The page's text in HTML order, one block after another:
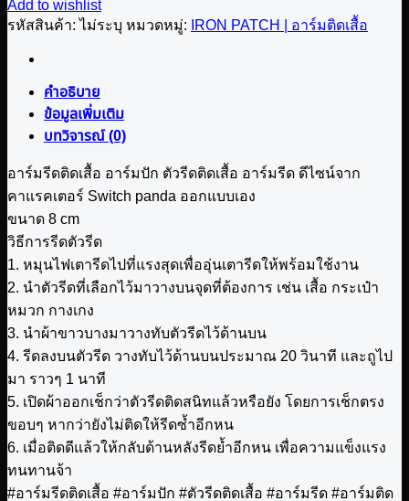
Add to wishlist
รหัสสินค้า:ไม่ระบุ หมวดหมู่: IRON PATCH | อาร์มติดเสื้อ
คำอธิบาย
ข้อมูลเพิ่มเติม
บทวิจารณ์ (0)
อาร์มรีดติดเสื้อ อาร์มปัก ตัวรีดติดเสื้อ อาร์มรีด ดีไซน์จาก
คาแรคเตอร์ Switch panda ออกแบบเอง
ขนาด 8 cm
วิธีการรีดตัวรีด
1. หมุนไฟเตารีดไปที่แรงสุดเพื่ออุ่นเตารีดให้พร้อมใช้งาน
2. นำตัวรีดที่เลือกไว้มาวางบนจุดที่ต้องการ เช่น เสื้อ กระเป๋า
หมวก กางเกง
3. นำผ้าขาวบางมาวางทับตัวรีดไว้ด้านบน
4. รีดลงบนตัวรีด วางทับไว้ด้านบนประมาณ 20 วินาที และถูไป
มา ราวๆ 1 นาที
5. เปิดผ้าออกเช็กว่าตัวรีดติดสนิทแล้วหรือยัง โดยการเช็กตรง
ขอบๆ หากว่ายังไม่ติดให้รีดซ้ำอีกหน
6. เมื่อติดดีแล้วให้กลับด้านหลังรีดย้ำอีกหน เพื่อความแข็งแรง
ทนทานจ้า
#อาร์มรีดติดเสื้อ #อาร์มปัก #ตัวรีดติดเสื้อ #อาร์มรีด #อาร์มติด